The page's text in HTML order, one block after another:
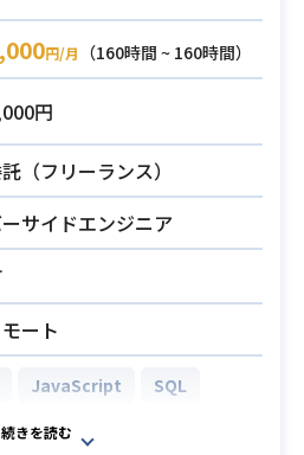
Framework（Spring MVC/
Boot等）を用いた開発経験
上）
を用いたサーバーサイ
程（基本設計、概要設計
新規機能設計経験（3年以
CSS/JavaScriptの実装スキ
ーム、バリデーション、Aja
（MySQL/PostgreSQL/O
ただきます。
面談時にお伝えいたしま
PM、PMO等のプロジェクト
（3年以上）
ーまたはネットワーク領域
験
ラ構成や技術に関する理解
ンバーやベンダーの管理経
円/月
（160時間 ~ 160時間）
円
（フリーランス）
サイドエンジニア
ート
JavaScript
SQL
Boot